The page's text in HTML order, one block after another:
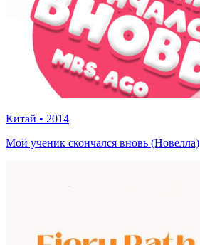
Китай • 2014
Мой ученик скончался вновь (Новелла)